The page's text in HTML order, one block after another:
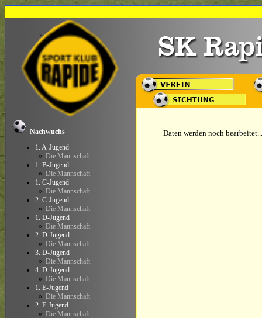
Nachwuchs
1. A-Jugend
» Die Mannschaft
1. B-Jugend
» Die Mannschaft
1. C-Jugend
» Die Mannschaft
2. C-Jugend
» Die Mannschaft
1. D-Jugend
» Die Mannschaft
2. D-Jugend
» Die Mannschaft
3. D-Jugend
» Die Mannschaft
4. D-Jugend
» Die Mannschaft
1. E-Jugend
» Die Mannschaft
2. E-Jugend
» Die Mannschaft
Daten werden noch bearbeitet...